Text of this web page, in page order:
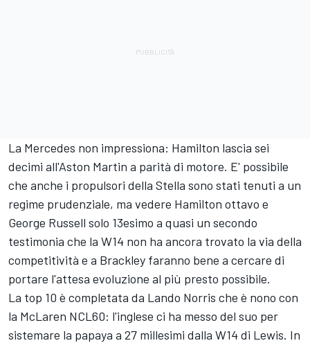
La Mercedes non impressiona: Hamilton lascia sei
decimi all'Aston Martin a parità di motore. E' possibile
che anche i propulsori della Stella sono stati tenuti a un
regime prudenziale, ma vedere Hamilton ottavo e
George Russell solo 13esimo a quasi un secondo
testimonia che la W14 non ha ancora trovato la via della
competitività e a Brackley faranno bene a cercare di
portare l'attesa evoluzione al più presto possibile.
La top 10 è completata da Lando Norris che è nono con
la McLaren NCL60: l'inglese ci ha messo del suo per
sistemare la papaya a 27 millesimi dalla W14 di Lewis. In